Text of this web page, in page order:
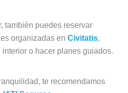
también puedes reservar
organizadas en Civitatis,
o hacer planes guiados.
te recomendamos